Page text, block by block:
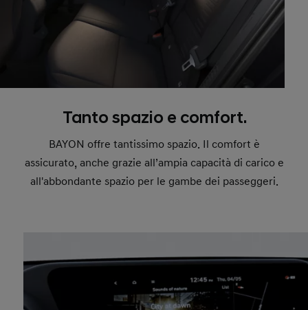
Tanto spazio e comfort.
BAYON offre tantissimo spazio. Il comfort è
assicurato, anche grazie all’ampia capacità di carico e
all'abbondante spazio per le gambe dei passeggeri.